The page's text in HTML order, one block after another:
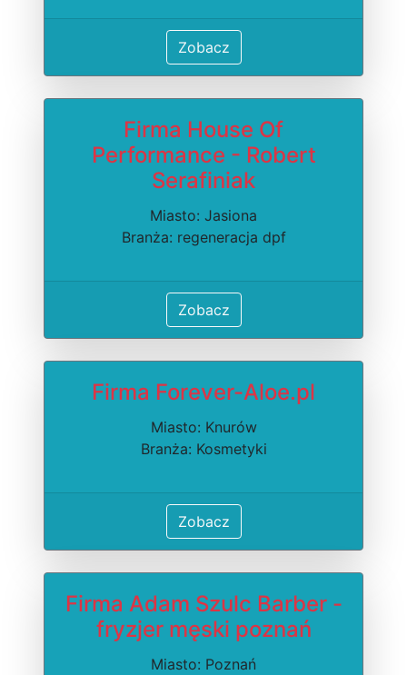
Zobacz
Firma House Of
Performance - Robert
Serafiniak
Miasto: Jasiona
Branża: regeneracja dpf
Zobacz
Firma Forever-Aloe.pl
Miasto: Knurów
Branża: Kosmetyki
Zobacz
Firma Adam Szulc Barber -
fryzjer męski poznań
Miasto: Poznań